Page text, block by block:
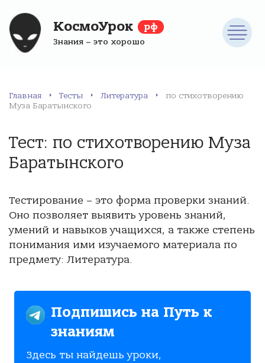
КосмоУрок рф
Знания – это хорошо
Главная Тесты Литература
по стихотворению
Муза Баратынского
Тест: по стихотворению Муза
Баратынского
Тестирование – это форма проверки знаний.
Оно позволяет выявить уровень знаний,
умений и навыков учащихся, а также степень
понимания ими изучаемого материала по
предмету: Литература.
Подпишись на Путь к
знаниям
Здесь ты найдешь уроки,